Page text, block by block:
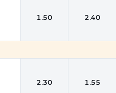
1.50 2.40
2.30 1.55